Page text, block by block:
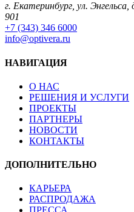
г. Екатеринбург, ул.
901
+7 (343) 346 6000
info@optivera.ru
НАВИГАЦИЯ
О НАС
РЕШЕНИЯ И УСЛУГИ
ПРОЕКТЫ
ПАРТНЕРЫ
НОВОСТИ
КОНТАКТЫ
ДОПОЛНИТЕЛЬНО
КАРЬЕРА
РАСПРОДАЖА